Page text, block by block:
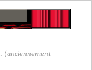
(anciennement